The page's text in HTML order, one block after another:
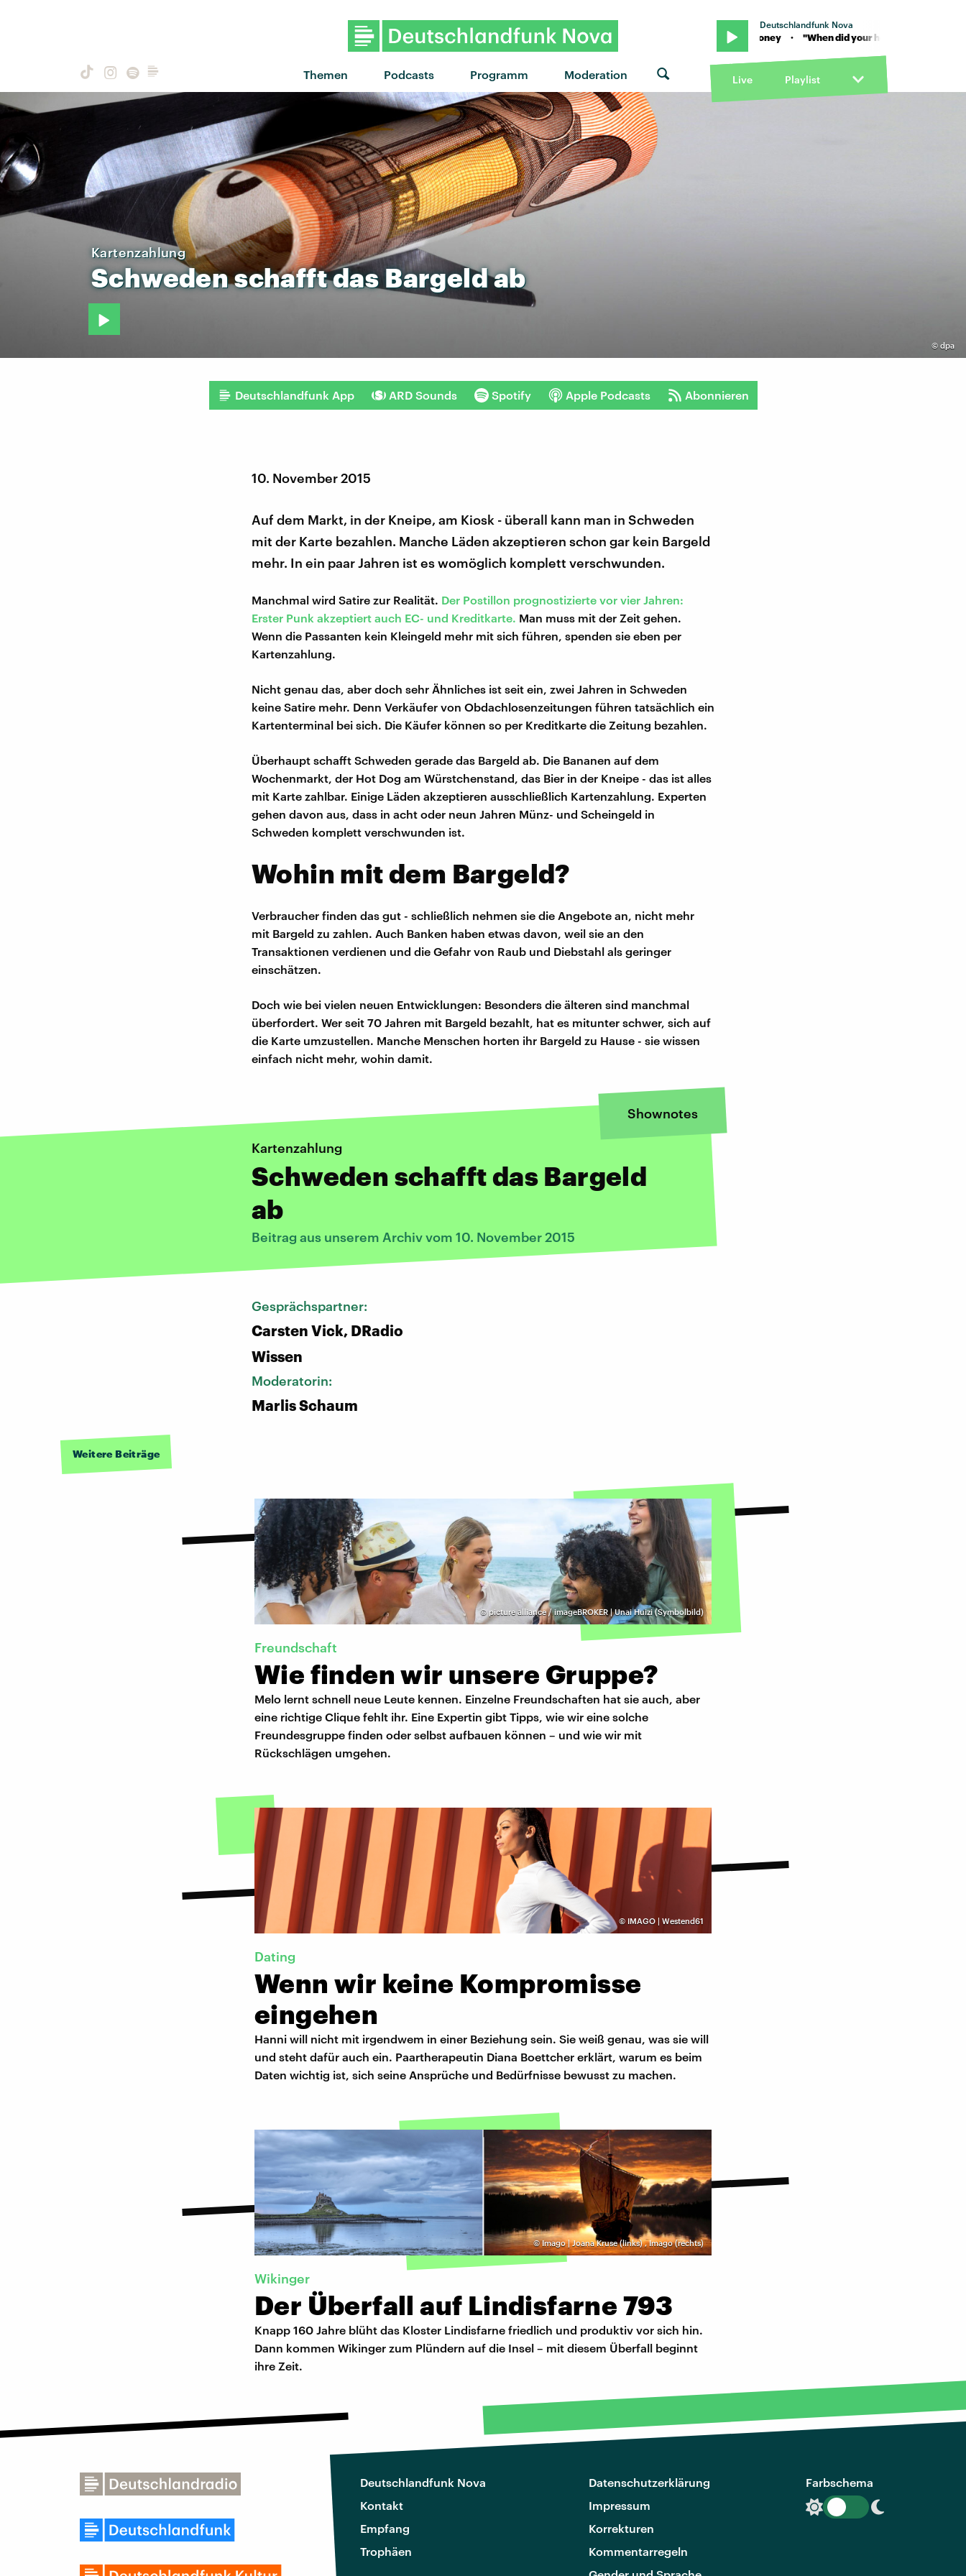
Themen Podcasts Programm Moderation
Deutschlandfunk Nova
"When did your heart go missing?" von Rooney · "When did your heart go missing?" von
Live Playlist
© dpa
Kartenzahlung
SchwedenschafftdasBargeldab
Deutschlandfunk App ARD Sounds Spotify Apple Podcasts Abonnieren
10. November 2015
Auf dem Markt, in der Kneipe, am Kiosk - überall kann man in Schweden
mit der Karte bezahlen. Manche Läden akzeptieren schon gar kein Bargeld
mehr. In ein paar Jahren ist es womöglich komplett verschwunden.
Manchmal wird Satire zur Realität. Der Postillon prognostizierte vor vier Jahren:
Erster Punk akzeptiert auch EC- und Kreditkarte. Man muss mit der Zeit gehen.
Wenn die Passanten kein Kleingeld mehr mit sich führen, spenden sie eben per
Kartenzahlung.
Nicht genau das, aber doch sehr Ähnliches ist seit ein, zwei Jahren in Schweden
keine Satire mehr. Denn Verkäufer von Obdachlosenzeitungen führen tatsächlich ein
Kartenterminal bei sich. Die Käufer können so per Kreditkarte die Zeitung bezahlen.
Überhaupt schafft Schweden gerade das Bargeld ab. Die Bananen auf dem
Wochenmarkt, der Hot Dog am Würstchenstand, das Bier in der Kneipe - das ist alles
mit Karte zahlbar. Einige Läden akzeptieren ausschließlich Kartenzahlung. Experten
gehen davon aus, dass in acht oder neun Jahren Münz- und Scheingeld in
Schweden komplett verschwunden ist.
Wohin mit dem Bargeld?
Verbraucher finden das gut - schließlich nehmen sie die Angebote an, nicht mehr
mit Bargeld zu zahlen. Auch Banken haben etwas davon, weil sie an den
Transaktionen verdienen und die Gefahr von Raub und Diebstahl als geringer
einschätzen.
Doch wie bei vielen neuen Entwicklungen: Besonders die älteren sind manchmal
überfordert. Wer seit 70 Jahren mit Bargeld bezahlt, hat es mitunter schwer, sich auf
die Karte umzustellen. Manche Menschen horten ihr Bargeld zu Hause - sie wissen
einfach nicht mehr, wohin damit.
Shownotes
Kartenzahlung
Schweden schafft das Bargeld
ab
Beitrag aus unserem Archiv vom 10. November 2015
Gesprächspartner:
Carsten Vick, DRadio
Wissen
Moderatorin:
Marlis Schaum
Weitere Beiträge
© picture alliance / imageBROKER | Unai Huizi (Symbolbild)
Freundschaft
Wie finden wir unsere Gruppe?
Melo lernt schnell neue Leute kennen. Einzelne Freundschaften hat sie auch, aber
eine richtige Clique fehlt ihr. Eine Expertin gibt Tipps, wie wir eine solche
Freundesgruppe finden oder selbst aufbauen können – und wie wir mit
Rückschlägen umgehen.
© IMAGO | Westend61
Dating
Wenn wir keine Kompromisse
eingehen
Hanni will nicht mit irgendwem in einer Beziehung sein. Sie weiß genau, was sie will
und steht dafür auch ein. Paartherapeutin Diana Boettcher erklärt, warum es beim
Daten wichtig ist, sich seine Ansprüche und Bedürfnisse bewusst zu machen.
©Imago | Joana Kruse (links),Imago (rechts)
Wikinger
Der Überfall auf Lindisfarne 793
Knapp 160 Jahre blüht das Kloster Lindisfarne friedlich und produktiv vor sich hin.
Dann kommen Wikinger zum Plündern auf die Insel – mit diesem Überfall beginnt
ihre Zeit.
Deutschlandfunk Nova
Kontakt
Empfang
Trophäen
Datenschutzerklärung
Impressum
Korrekturen
Kommentarregeln
Farbschema